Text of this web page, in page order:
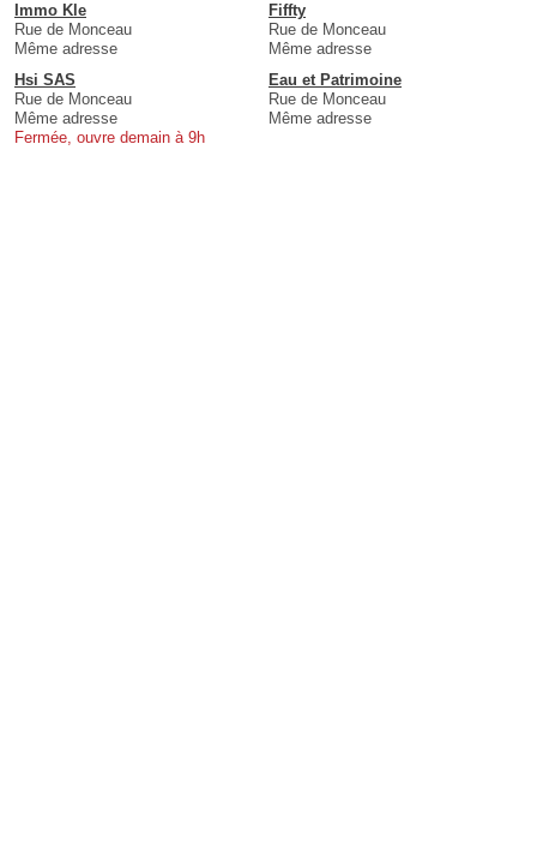
Immo Kle
Rue de Monceau
Même adresse
Fiffty
Rue de Monceau
Même adresse
Hsi SAS
Rue de Monceau
Même adresse
Fermée, ouvre demain à 9h
Eau et Patrimoine
Rue de Monceau
Même adresse